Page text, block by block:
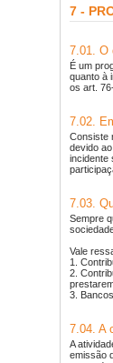
7 -
7.01. O
É um
quanto à
os art.
7.02.
Consiste
devido
incidente
7.03.
Sempre
Vale
1.
2.
3.
7.04. A
A
emissão